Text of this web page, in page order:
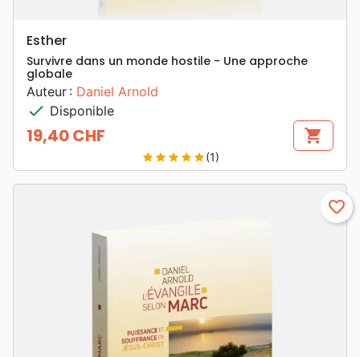
Esther
Survivre dans un monde hostile - Une approche
globale
Auteur : Daniel Arnold
check Disponible
Prix
19,40 CHF shopping_cart
star star star star star(1)
favorite_border